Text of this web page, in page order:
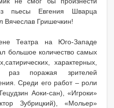
пьесы Евгения Шварца
Вячеслав Гришечкин!
Театра на Юго-Западе
большое количество самых
характерных,
раз поражая зрителей
Среди его работ – роли
Аоки-сан), «Игроки»
Зубрицкий), «Мольер»